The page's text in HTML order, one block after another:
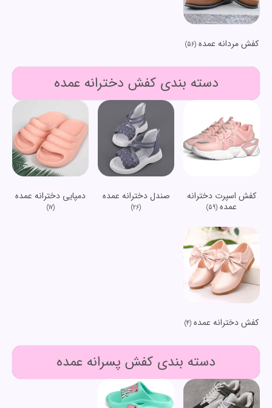
کفش مردانه عمده(56)
دسته بندی کفش دخترانه عمده
کفش اسپرت دخترانه
عمده (59)
صندل دخترانه عمده
(26)
دمپایی دخترانه عمده
(17)
کفش دخترانه عمده (4)
دسته بندی کفش پسرانه عمده